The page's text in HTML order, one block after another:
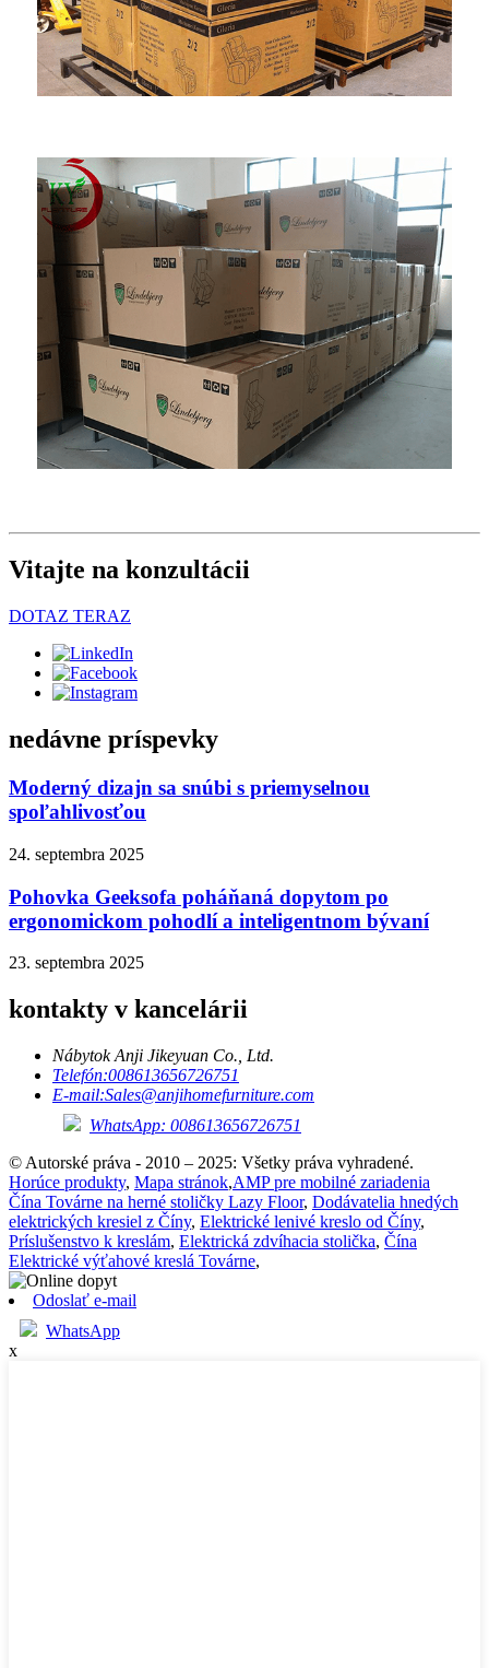
Vitajte na konzultácii
DOTAZ TERAZ
nedávne príspevky
Moderný dizajn sa snúbi s priemyselnou
spoľahlivosťou
24. septembra 2025
Pohovka Geeksofa poháňaná dopytom po
ergonomickom pohodlí a inteligentnom bývaní
23. septembra 2025
kontakty v kancelárii
Nábytok Anji Jikeyuan Co., Ltd.
Telefón:008613656726751
E-mail:Sales@anjihomefurniture.com
WhatsApp: 008613656726751
© Autorské práva - 2010 – 2025: Všetky práva vyhradené.
Horúce produkty, Mapa stránok,AMP pre mobilné zariadenia
Čína Továrne na herné stoličky Lazy Floor, Dodávatelia hnedých
elektrických kresiel z Číny, Elektrické lenivé kreslo od Číny,
Príslušenstvo k kreslám, Elektrická zdvíhacia stolička, Čína
Elektrické výťahové kreslá Továrne,
Odoslať e-mail
WhatsApp
x